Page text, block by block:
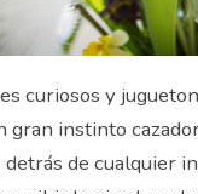
curiosos y
gran instinto
de cualquier